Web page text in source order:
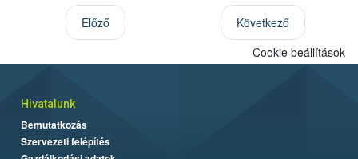
Előző
Következő
Cookie beállítások
Hivatalunk
Bemutatkozás
Szervezeti felépítés